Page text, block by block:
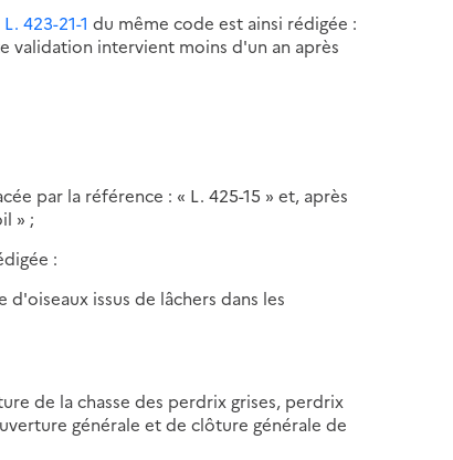
423-21-1 du même code est ainsi rédigée :
validation intervient moins d'un an après
par la référence : « L. 425-15 » et, après
» ;
:
d'oiseaux issus de lâchers dans les
de la chasse des perdrix grises, perdrix
générale et de clôture générale de